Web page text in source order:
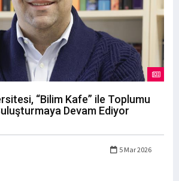
“Bilim Kafe” ile Toplumu
Devam Ediyor
5 Mar 2026